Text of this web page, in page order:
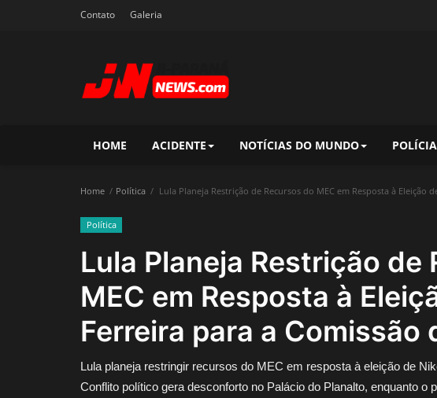
Contato Galeria
HOME ACIDENTE NOTÍCIAS DO MUNDO POLÍCIA
Home Política Lula Planeja Restrição de Recursos do MEC em Resposta à Eleição
Política
Lula Planeja Restrição de
MEC em Resposta à
Ferreira para a Comissão
Lula planeja restringir recursos do MEC em resposta à eleição de
Conflito político gera desconforto no Palácio do Planalto, enquanto o